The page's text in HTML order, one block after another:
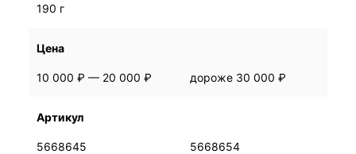
190 г
190 г
Цена
10 000 ₽ — 20 000 ₽ дороже 30 000 ₽
10 000 ₽ — 20 000 ₽ дороже 30 000 ₽
Артикул
5668645 5668654
5668645 5668654